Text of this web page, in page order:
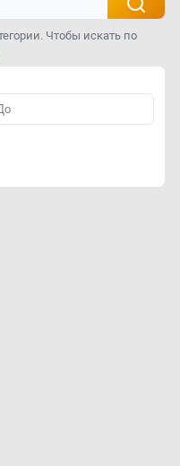
Чтобы искать по